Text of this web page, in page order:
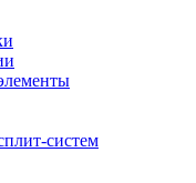
систем